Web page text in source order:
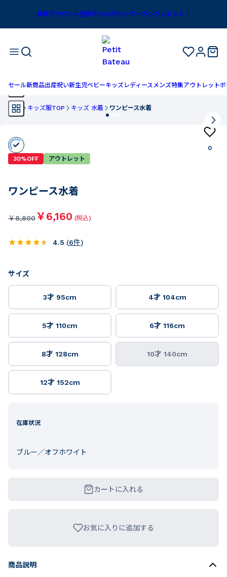
新規アカウント登録で1,100円OFFクーポンプレゼント！
セール新商品出産祝い新生児ベビーキッズ レディースメンズ特集アウトレットボ
TOP キッズ服TOP キッズ 水着 ワンピース水着
0
30%OFF
アウトレット
ワンピース水着
￥8,800￥6,160 (税込)
4.5 (6件)
サイズ
3才 95cm 4才 104cm
5才 110cm 6才 116cm
8才 128cm 10才 140cm
12才 152cm
在庫状況
ブルー／オフホワイト
カートに入れる
お気に入りに追加する
商品説明